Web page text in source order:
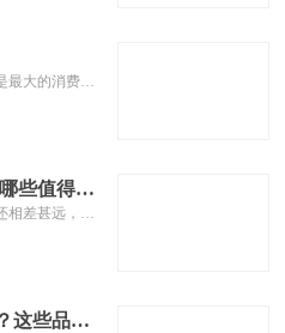
中国既是装饰建材最大的生产国，也是最大的消费国。建材行业发展势不可挡，建材加盟店哪家好？跟随小编一探究竟。
指纹锁代理加盟哪些品牌好 哪些值得投资
我国指纹锁的普及率目前较发达国家还相差甚远，但我国的指纹锁市场却要比发达国家大的多，所以具有巨大的发展潜力。智能门锁将在近几年来进入高速发展的时期。智能门锁将在近几年来进入高速发展的时期。投资者如果能把握住机会，找到一个有潜力的指纹锁品牌进行加盟代理，将会有不可估量的发展前景。那么指纹锁代理加盟哪些品牌好，本专题将为大家带来指纹锁最值得加盟的十大品牌，提供其品牌介绍，加盟费用等相关加盟信息，为投资者寻找好的指纹锁代理加盟品牌。
智能锁优质加盟品牌有哪些？这些品牌值得选择